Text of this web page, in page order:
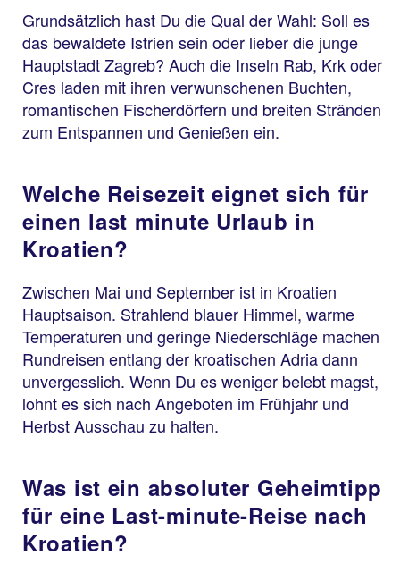
Grundsätzlich hast Du die Qual der Wahl: Soll es
das bewaldete Istrien sein oder lieber die junge
Hauptstadt Zagreb? Auch die Inseln Rab, Krk oder
Cres laden mit ihren verwunschenen Buchten,
romantischen Fischerdörfern und breiten Stränden
zum Entspannen und Genießen ein.
Welche Reisezeit eignet sich für
einen last minute Urlaub in
Kroatien?
Zwischen Mai und September ist in Kroatien
Hauptsaison. Strahlend blauer Himmel, warme
Temperaturen und geringe Niederschläge machen
Rundreisen entlang der kroatischen Adria dann
unvergesslich. Wenn Du es weniger belebt magst,
lohnt es sich nach Angeboten im Frühjahr und
Herbst Ausschau zu halten.
Was ist ein absoluter Geheimtipp
für eine Last-minute-Reise nach
Kroatien?